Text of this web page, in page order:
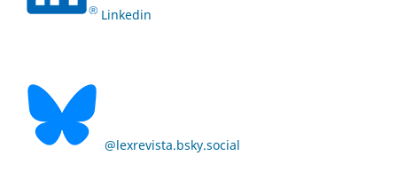
Linkedin
@lexrevista.bsky.social